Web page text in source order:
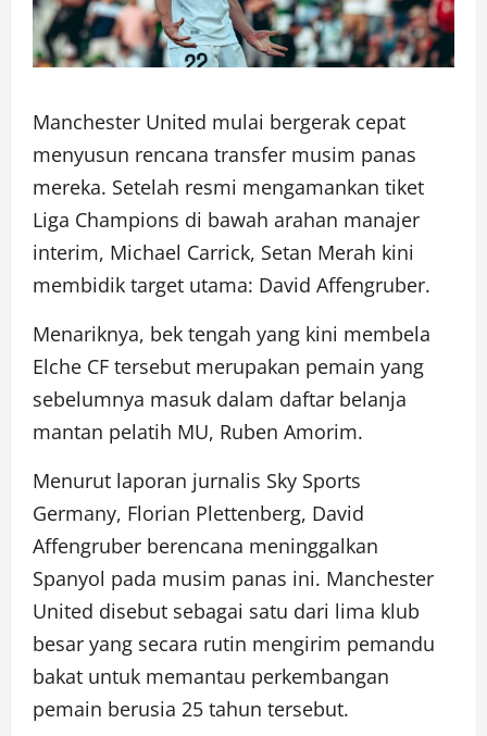
Manchester United mulai bergerak cepat
menyusun rencana transfer musim panas
mereka. Setelah resmi mengamankan tiket
Liga Champions di bawah arahan manajer
interim, Michael Carrick, Setan Merah kini
membidik target utama: David Affengruber.
Menariknya, bek tengah yang kini membela
Elche CF tersebut merupakan pemain yang
sebelumnya masuk dalam daftar belanja
mantan pelatih MU, Ruben Amorim.
Menurut laporan jurnalis Sky Sports
Germany, Florian Plettenberg, David
Affengruber berencana meninggalkan
Spanyol pada musim panas ini. Manchester
United disebut sebagai satu dari lima klub
besar yang secara rutin mengirim pemandu
bakat untuk memantau perkembangan
pemain berusia 25 tahun tersebut.